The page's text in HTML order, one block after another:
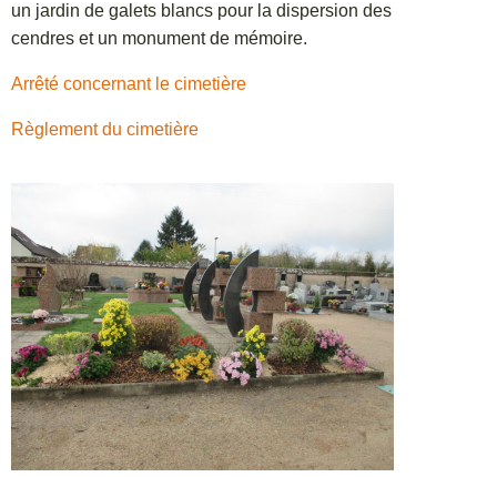
un jardin de galets blancs pour la dispersion des
cendres et un monument de mémoire.
Arrêté concernant le cimetière
Règlement du cimetière